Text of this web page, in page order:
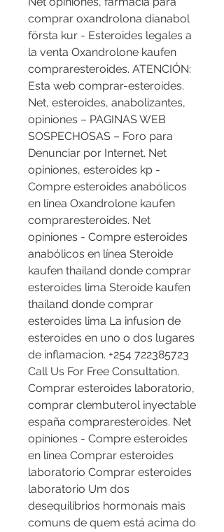
comprar oxandrolona dianabol
första kur - Esteroides legales a
la venta Oxandrolone kaufen
compraresteroides. ATENCIÓN:
Esta web comprar-esteroides.
Net, esteroides, anabolizantes,
opiniones – PAGINAS WEB
SOSPECHOSAS – Foro para
Denunciar por Internet. Net
opiniones, esteroides kp -
Compre esteroides anabólicos
en línea Oxandrolone kaufen
compraresteroides. Net
opiniones - Compre esteroides
anabólicos en línea Steroide
kaufen thailand donde comprar
esteroides lima Steroide kaufen
thailand donde comprar
esteroides lima La infusion de
esteroides en uno o dos lugares
de inflamacion. +254 722385723
Call Us For Free Consultation.
Comprar esteroides laboratorio,
comprar clembuterol inyectable
españa compraresteroides. Net
opiniones - Compre esteroides
en línea Comprar esteroides
laboratorio Comprar esteroides
laboratorio Um dos
desequilíbrios hormonais mais
comuns de quem está acima do